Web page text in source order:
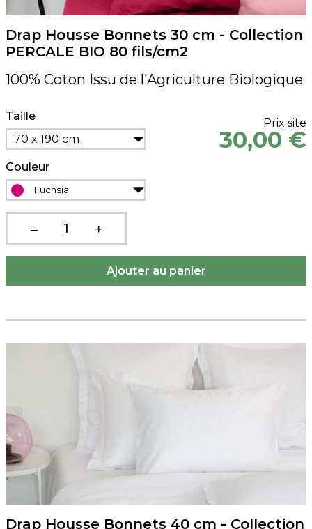
Drap Housse Bonnets 30 cm - Collection
PERCALE BIO 80 fils/cm2
100% Coton Issu de l'Agriculture Biologique
Taille
70 x 190 cm
Couleur
Fuchsia
Prix site
30,00 €
Drap Housse Bonnets 40 cm - Collection